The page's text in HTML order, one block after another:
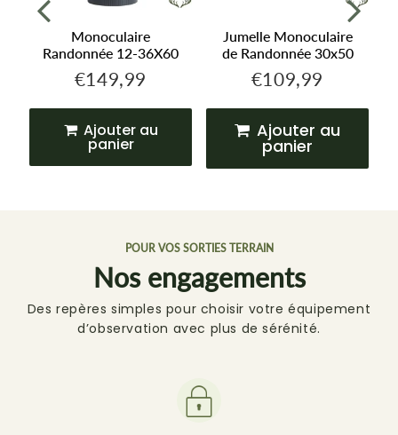
Monoculaire
Randonnée 12-36X60
Prix
€149,99
panier
Jumelle Monoculaire
de Randonnée 30x50
Prix
€109,99
Ajouter au
panier
POUR VOS SORTIES TERRAIN
Nos engagements
Des repères simples pour choisir votre équipement
d’observation avec plus de sérénité.